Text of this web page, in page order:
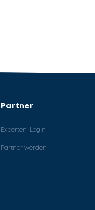
Partner
Experten-Login
Partner werden